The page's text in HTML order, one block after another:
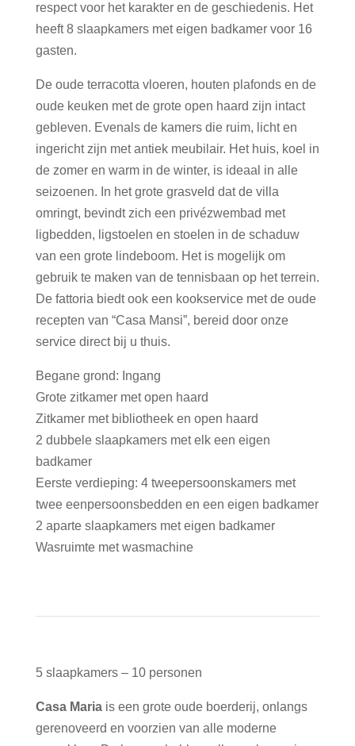
respect voor het karakter en de geschiedenis. Het
heeft 8 slaapkamers met eigen badkamer voor 16
gasten.
De oude terracotta vloeren, houten plafonds en de
oude keuken met de grote open haard zijn intact
gebleven. Evenals de kamers die ruim, licht en
ingericht zijn met antiek meubilair. Het huis, koel in
de zomer en warm in de winter, is ideaal in alle
seizoenen. In het grote grasveld dat de villa
omringt, bevindt zich een privézwembad met
ligbedden, ligstoelen en stoelen in de schaduw
van een grote lindeboom. Het is mogelijk om
gebruik te maken van de tennisbaan op het terrein.
De fattoria biedt ook een kookservice met de oude
recepten van “Casa Mansi”, bereid door onze
service direct bij u thuis.
Begane grond: Ingang
Grote zitkamer met open haard
Zitkamer met bibliotheek en open haard
2 dubbele slaapkamers met elk een eigen
badkamer
Eerste verdieping: 4 tweepersoonskamers met
twee eenpersoonsbedden en een eigen badkamer
2 aparte slaapkamers met eigen badkamer
Wasruimte met wasmachine
5 slaapkamers – 10 personen
Casa Mariais een grote oude boerderij, onlangs
gerenoveerd en voorzien van alle moderne